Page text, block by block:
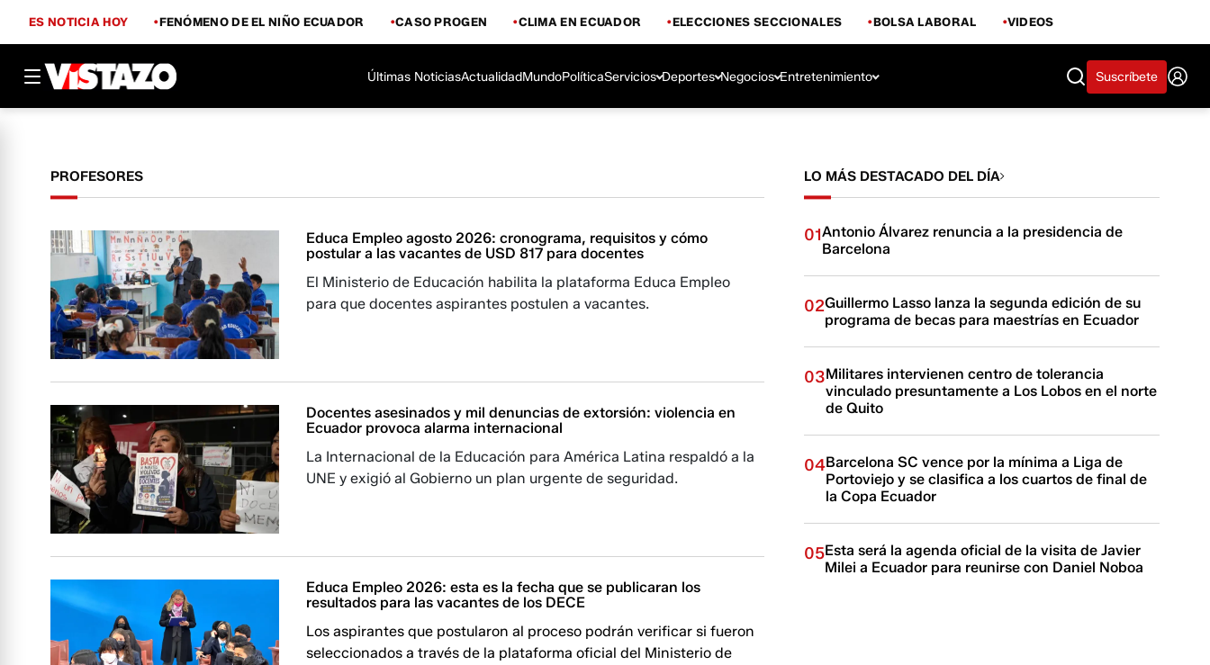
ES NOTICIA HOY FENÓMENO DE EL NIÑO ECUADOR CASO PROGEN CLIMA EN ECUADOR ELECCIONES SECCIONALES BOLSA LABORAL VIDEOS
Últimas NoticiasActualidadMundoPolíticaServicios Deportes Negocios Entretenimiento Suscríbete
PROFESORES
Educa Empleo agosto 2026: cronograma, requisitos y cómo
postular a las vacantes de USD 817 para docentes
El Ministerio de Educación habilita la plataforma Educa Empleo
para que docentes aspirantes postulen a vacantes.
Docentes asesinados y mil denuncias de extorsión: violencia en
Ecuador provoca alarma internacional
La Internacional de la Educación para América Latina respaldó a la
UNE y exigió al Gobierno un plan urgente de seguridad.
Educa Empleo 2026: esta es la fecha que se publicaran los
resultados para las vacantes de los DECE
Los aspirantes que postularon al proceso podrán verificar si fueron
seleccionados a través de la plataforma oficial del Ministerio de
LO MÁS DESTACADO DEL DÍA
01Antonio Álvarez renuncia a la presidencia de
Barcelona
02Guillermo Lasso lanza la segunda edición de su
programa de becas para maestrías en Ecuador
03Militares intervienen centro de tolerancia
vinculado presuntamente a Los Lobos en el norte
de Quito
04Barcelona SC vence por la mínima a Liga de
Portoviejo y se clasifica a los cuartos de final de
la Copa Ecuador
05Esta será la agenda oficial de la visita de Javier
Milei a Ecuador para reunirse con Daniel Noboa